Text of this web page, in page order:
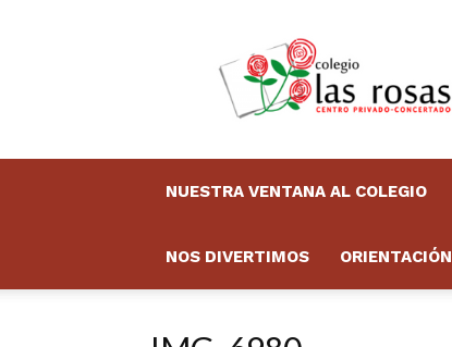
Las
Rosas
Boletín
NUESTRA VENTANA AL COLEGIO
NOS DIVERTIMOS ORIENTACIÓN